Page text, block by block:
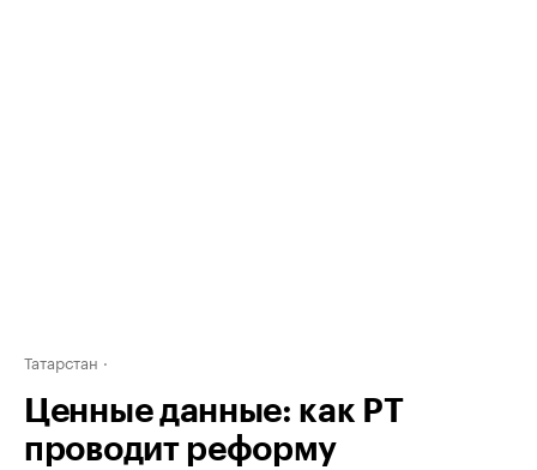
Татарстан
Ценные данные: как РТ
проводит реформу